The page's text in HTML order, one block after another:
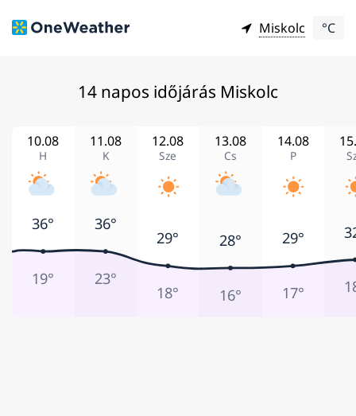
Miskolc °C
14 napos időjárás Miskolc
H
10.08
K
11.08
Sze
12.08
Cs
13.08
P
14.08
36°
19°
36°
23°
29°
18°
28°
16°
29°
17°